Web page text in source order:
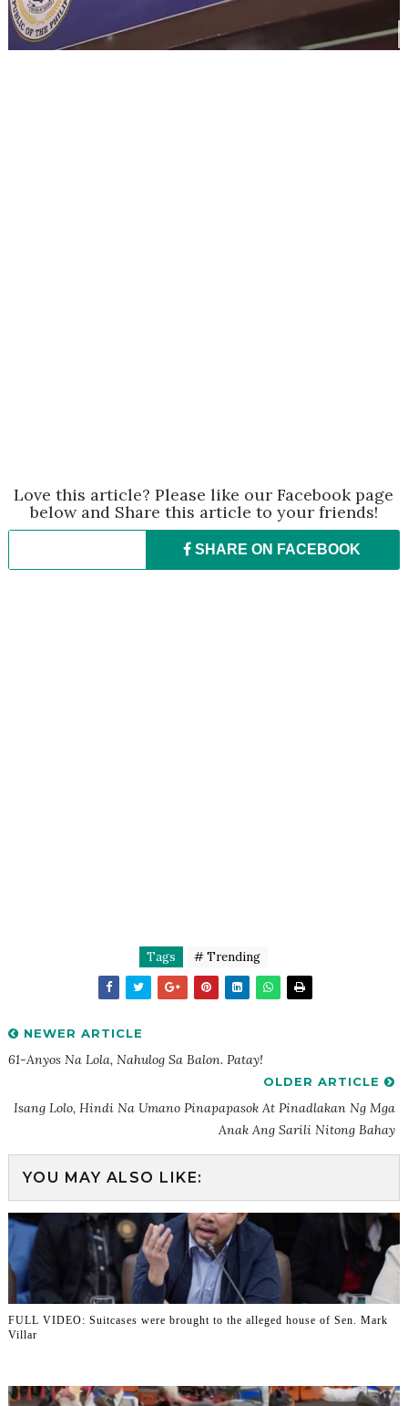
Love this article? Please like our Facebook page
below and Share this article to your friends!
SHARE ON FACEBOOK
Tags # Trending
NEWER ARTICLE
61-Anyos Na Lola, Nahulog Sa Balon. Patay!
OLDER ARTICLE
Isang Lolo, Hindi Na Umano Pinapapasok At Pinadlakan Ng Mga
Anak Ang Sarili Nitong Bahay
YOU MAY ALSO LIKE:
FULL VIDEO: Suitcases were brought to the alleged house of Sen. Mark
Villar